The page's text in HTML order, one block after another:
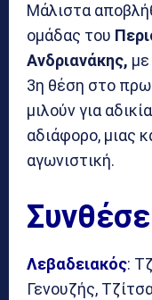
Μάλιστα
ομάδας του
Ανδριανάκης,
3η θέση στο
μιλούν για
αδιάφορο, μιας
αγωνιστική.
Λεβαδειακός:
Γενουζής,